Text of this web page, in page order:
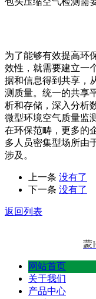
为了能够有效提高环
效性，就需要建立一
据和信息得到共享，
测质量。统一的共享
析和存储，深入分析
微型环境空气质量监
在环保范畴，更多的
多人员密集型场所由
涉及。
上一条 没有了
下一条 没有了
返回列表
蒙
网站首页
关于我们
产品中心